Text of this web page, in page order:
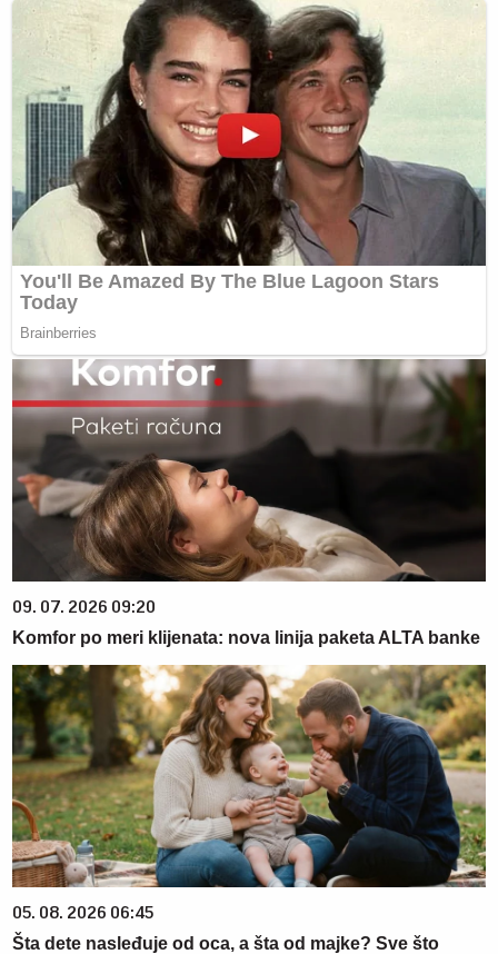
09. 07. 2026 09:20
Komfor po meri klijenata: nova linija paketa ALTA banke
05. 08. 2026 06:45
Šta dete nasleđuje od oca, a šta od majke? Sve što